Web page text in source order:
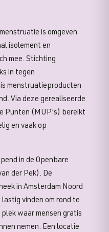
is omgeven
isolement en
mee. Stichting
in tegen
menstruatieproducten
Via deze gerealiseerde
Punten (MUP’s) bereikt
en vaak op
in de Openbare
der Pek). De
in Amsterdam Noord
vinden om rond te
waar mensen gratis
nemen. Een locatie